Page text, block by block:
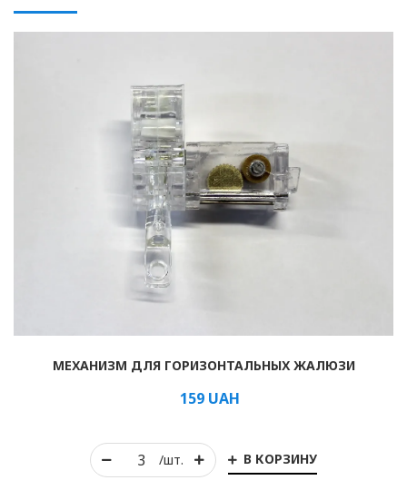
/шт. В КОРЗИНУ
МЕХАНИЗМ ДЛЯ ГОРИЗОНТАЛЬНЫХ ЖАЛЮЗИ
159 UAH